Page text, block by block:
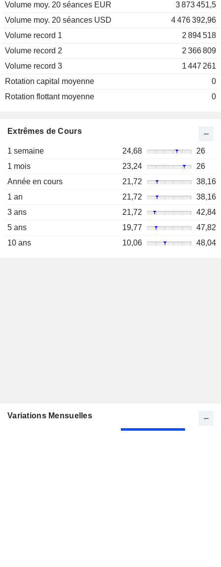
Volume moy. 20 séances EUR
3 873 451,5
Volume moy. 20 séances USD
4 476 392,96
Volume record 1
2 894 518
Volume record 2
2 366 809
Volume record 3
1 447 261
Rotation capital moyenne
0
Rotation flottant moyenne
0
Extrêmes de Cours
1 semaine 24,68
26
1 mois
23,24
26
Année en cours
21,72
38,16
1 an
21,72
38,16
3 ans
21,72
42,84
5 ans
19,77
47,82
10 ans
10,06 48,04
Variations Mensuelles